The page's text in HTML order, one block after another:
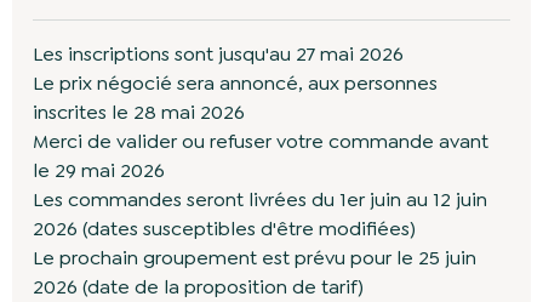
Les inscriptions sont jusqu'au 27 mai 2026
Le prix négocié sera annoncé, aux personnes
inscrites le 28 mai 2026
Merci de valider ou refuser votre commande avant
le 29 mai 2026
Les commandes seront livrées du 1er juin au 12 juin
2026 (dates susceptibles d'être modifiées)
Le prochain groupement est prévu pour le 25 juin
2026 (date de la proposition de tarif)